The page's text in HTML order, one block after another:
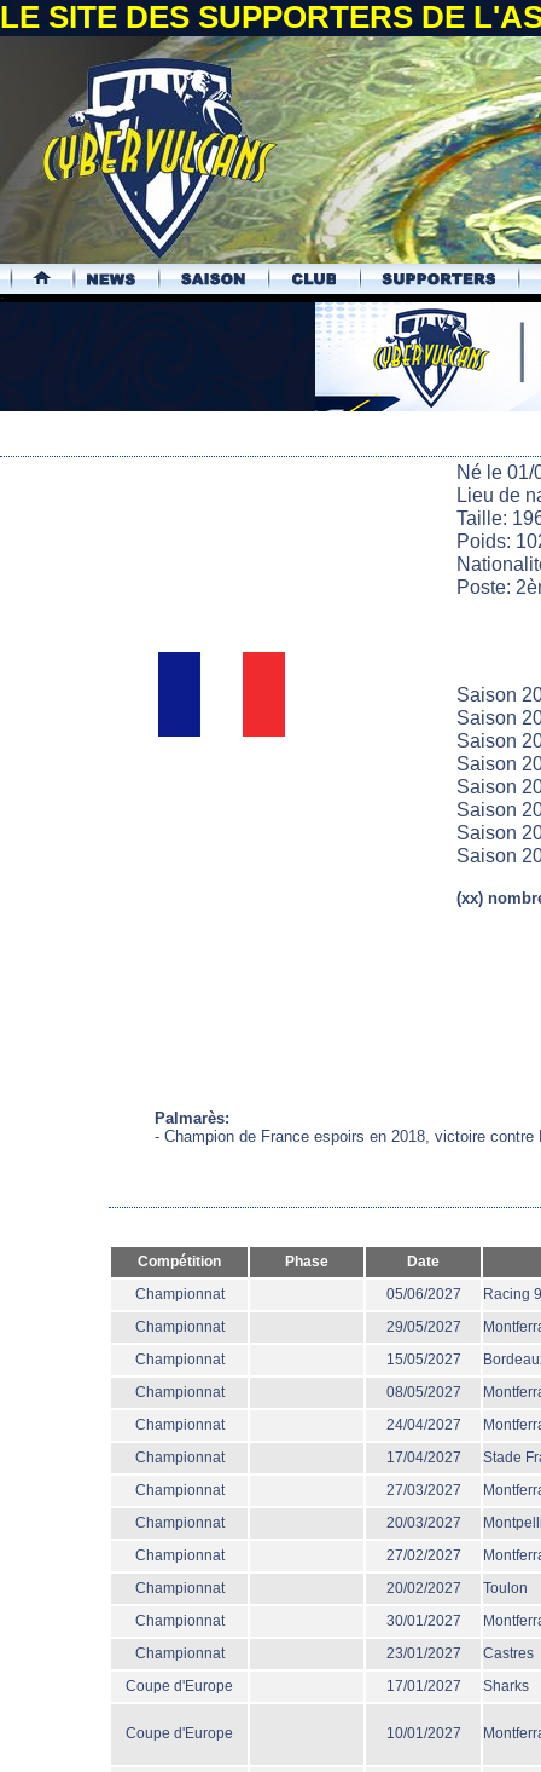
LE SITE DES SUPPORTERS DE
.
Né le 01/
Lieu de
Taille:
Poids:
Poste:
Saison
Saison
Saison
Saison
Saison
Saison
Saison
Saison
(xx)
Palmarès:
- Champion de France espoirs en 2018, victoire contre
Compétition Phase
Date
Championnat
05/06/2027
Racing
Championnat
29/05/2027
Championnat
15/05/2027
Championnat
08/05/2027
Championnat
24/04/2027
Championnat
17/04/2027
Stade
Championnat
27/03/2027
Championnat
20/03/2027
Championnat
27/02/2027
Championnat
20/02/2027
Toulon
Championnat
30/01/2027
Championnat
23/01/2027
Castres
Coupe d'Europe
17/01/2027 Sharks
Coupe d'Europe 10/01/2027